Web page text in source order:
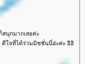
นุกมากเลยค่ะ
ดีใจที่ได้ร่วมมิชชั่นนี่อ่ะค่ะ อิอิ